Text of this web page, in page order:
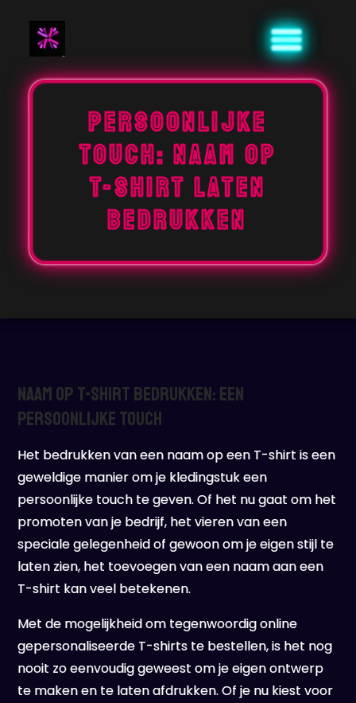
inhoud
gaan
Persoonlijke
Touch: Naam Op
T-shirt Laten
Bedrukken
Naam op T-shirt Bedrukken: Een
Persoonlijke Touch
Het bedrukken van een naam op een T-shirt is een
geweldige manier om je kledingstuk een
persoonlijke touch te geven. Of het nu gaat om het
promoten van je bedrijf, het vieren van een
speciale gelegenheid of gewoon om je eigen stijl te
laten zien, het toevoegen van een naam aan een
T-shirt kan veel betekenen.
Met de mogelijkheid om tegenwoordig online
gepersonaliseerde T-shirts te bestellen, is het nog
nooit zo eenvoudig geweest om je eigen ontwerp
te maken en te laten afdrukken. Of je nu kiest voor